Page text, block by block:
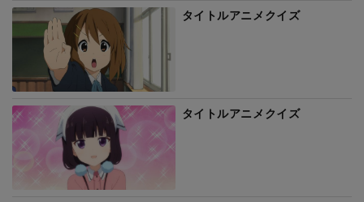
タイトルアニメクイズ
タイトルアニメクイズ